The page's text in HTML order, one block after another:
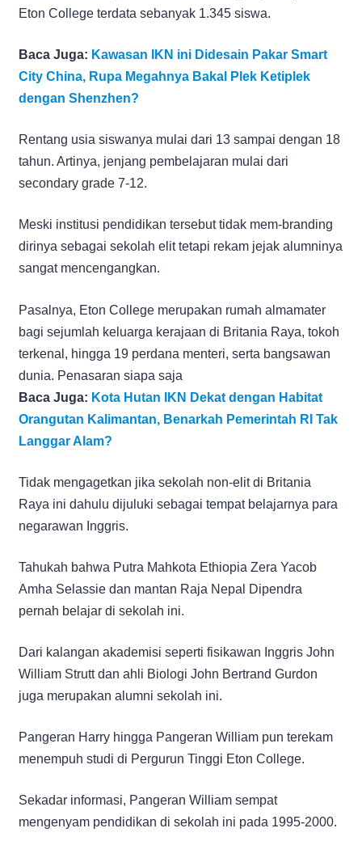
Eton College terdata sebanyak 1.345 siswa.
Baca Juga: Kawasan IKN ini Didesain Pakar Smart
City China, Rupa Megahnya Bakal Plek Ketiplek
dengan Shenzhen?
Rentang usia siswanya mulai dari 13 sampai dengan 18
tahun. Artinya, jenjang pembelajaran mulai dari
secondary grade 7-12.
Meski institusi pendidikan tersebut tidak mem-branding
dirinya sebagai sekolah elit tetapi rekam jejak alumninya
sangat mencengangkan.
Pasalnya, Eton College merupakan rumah almamater
bagi sejumlah keluarga kerajaan di Britania Raya, tokoh
terkenal, hingga 19 perdana menteri, serta bangsawan
dunia. Penasaran siapa saja
Baca Juga: Kota Hutan IKN Dekat dengan Habitat
Orangutan Kalimantan, Benarkah Pemerintah RI Tak
Langgar Alam?
Tidak mengagetkan jika sekolah non-elit di Britania
Raya ini dahulu dijuluki sebagai tempat belajarnya para
negarawan Inggris.
Tahukah bahwa Putra Mahkota Ethiopia Zera Yacob
Amha Selassie dan mantan Raja Nepal Dipendra
pernah belajar di sekolah ini.
Dari kalangan akademisi seperti fisikawan Inggris John
William Strutt dan ahli Biologi John Bertrand Gurdon
juga merupakan alumni sekolah ini.
Pangeran Harry hingga Pangeran William pun terekam
menempuh studi di Pergurun Tinggi Eton College.
Sekadar informasi, Pangeran William sempat
mengenyam pendidikan di sekolah ini pada 1995-2000.